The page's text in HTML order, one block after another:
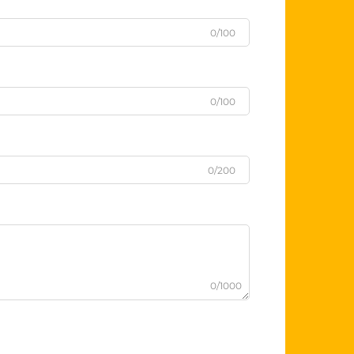
0/100
0/100
0/200
0/1000